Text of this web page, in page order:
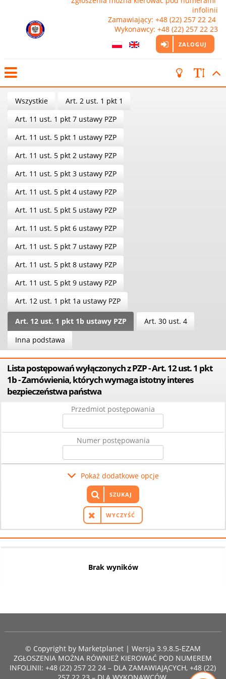
infolinii
Zamawiający: +48 (22) 257 22 24
Wykonawcy: +48 (22) 257 22 23
ZALOGUJ
Wszystkie
Art. 2 ust. 1 pkt 1
Art. 11 ust. 1 pkt 7 ustawy PZP
Art. 11 ust. 5 pkt 1 ustawy PZP
Art. 11 ust. 5 pkt 2 ustawy PZP
Art. 11 ust. 5 pkt 3 ustawy PZP
Art. 11 ust. 5 pkt 4 ustawy PZP
Art. 11 ust. 5 pkt 5 ustawy PZP
Art. 11 ust. 5 pkt 6 ustawy PZP
Art. 11 ust. 5 pkt 7 ustawy PZP
Art. 11 ust. 5 pkt 8 ustawy PZP
Art. 11 ust. 5 pkt 9 ustawy PZP
Art. 12 ust. 1 pkt 1a ustawy PZP
Art. 12 ust. 1 pkt 1b ustawy PZP
Art. 30 ust. 4
Inna podstawa
Lista postępowań wyłączonych z PZP - Art. 12 ust. 1 pkt
1b - Zamówienia, których wymaga istotny interes
bezpieczeństwa państwa
Przedmiot postępowania
Numer postępowania
Pokaż dodatkowe opcje
WYCZYŚĆ
SZUKAJ
Brak wyników
© Copyright by Marketplanet| Wersja 3.9.8.5-EZAM
ZGŁOSZENIA MOŻNA RÓWNIEŻ KIEROWAĆ POD NUMEREM
INFOLINII: +48 (22) 257 22 24 – DLA ZAMAWIAJĄCYCH, +48 (22)
257 22 23 – DLA WYKONAWCÓW.